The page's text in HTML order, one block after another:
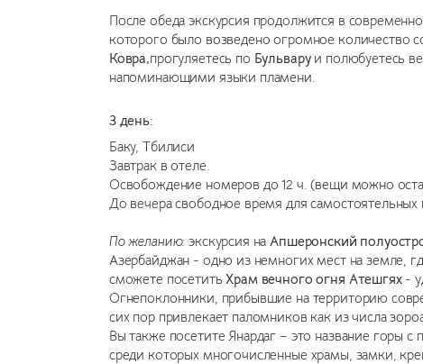
После обеда экскурсия продолжится в
которого было возведено огромное количество
Ковра,прогуляетесь по Бульваруи полюбуетесь
напоминающими языки пламени.
3 день:
Баку,Тбилиси
Завтрак в отеле.
Освобождение номеров до 12 ч. (вещи можно
До вечера свободное время для
По желанию: экскурсия на Апшеронский
Азербайджан - одно из немногих мест на земле,
сможете посетитьХрам вечного огня Атешгях-
Огнепоклонники, прибывшие на территорию
сих пор привлекает паломников как из числа
Вы также посетите Янардаг – это название горы
среди которых многочисленные храмы, замки,